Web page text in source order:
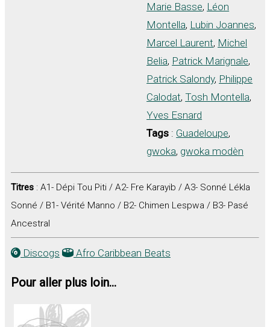
Marie Basse, Léon
Montella, Lubin Joannes,
Marcel Laurent, Michel
Belia, Patrick Marignale,
Patrick Salondy, Philippe
Calodat,Tosh Montella,
Yves Esnard
Tags : Guadeloupe,
gwoka, gwoka modèn
Titres : A1- Dépi Tou Piti / A2- Fre Karayib / A3- Sonné Lékla
Sonné / B1- Vérité Manno / B2- Chimen Lespwa / B3- Pasé
Ancestral
Discogs Afro Caribbean Beats
Pour aller plus loin...